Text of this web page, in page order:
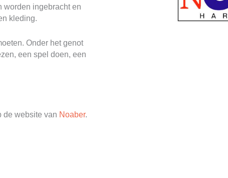
worden ingebracht en
kleding.
Onder het genot
een spel doen, een
de website van Noaber.